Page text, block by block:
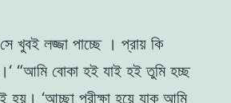
সে খুবই লজ্জা পাচ্ছে । প্রায় কি
। ‘ “আমি বােকা হই যাই হইতুমি হচ্ছ
হয় । ‘আচ্ছা পরীক্ষা হয়ে যাক আমি